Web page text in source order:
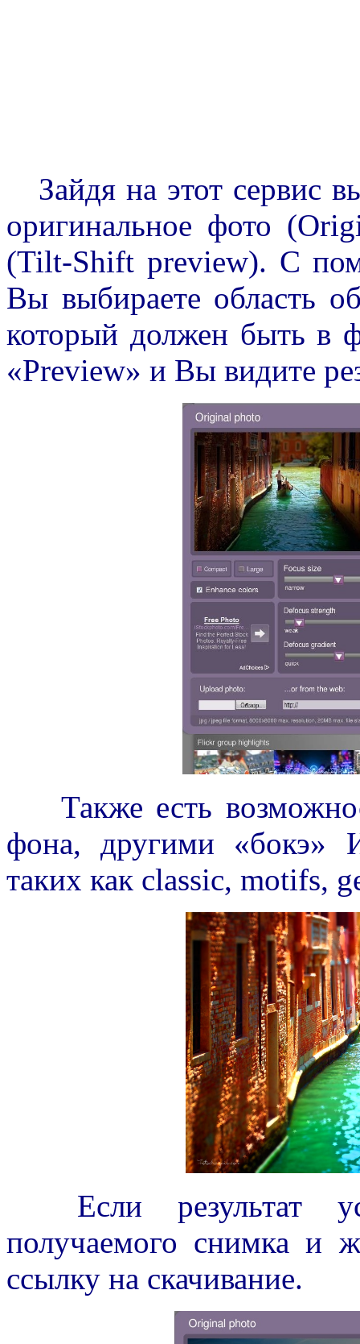
Зайдя на этот сервис
оригинальное фото
(Tilt-Shift preview). С
Вы выбираете область
который должен быть в
«Рreview» и Вы видите
Также есть
фона, другими «бокэ»
таких как classic, motifs,
Если результат
получаемого снимка и
ссылку на скачивание.